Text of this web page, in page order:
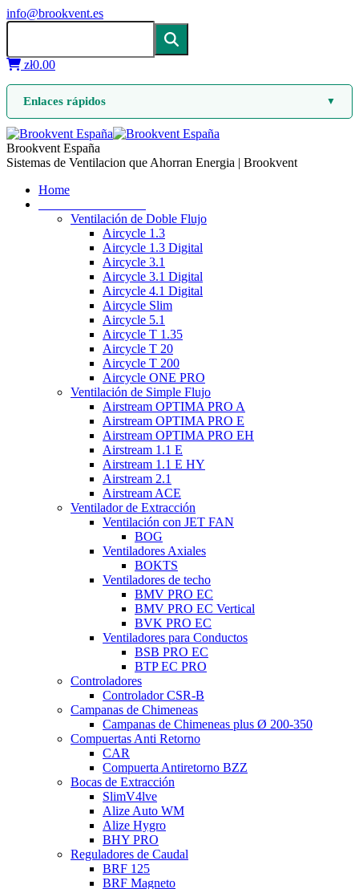
info@brookvent.es
zł0.00
Enlaces rápidos ▼
Brookvent España
Sistemas de Ventilacion que Ahorran Energia | Brookvent
Home
Ventilación de Doble Flujo
Aircycle 1.3
Aircycle 1.3 Digital
Aircycle 3.1
Aircycle 3.1 Digital
Aircycle 4.1 Digital
Aircycle Slim
Aircycle 5.1
Aircycle T 1.35
Aircycle T 20
Aircycle T 200
Aircycle ONE PRO
Ventilación de Simple Flujo
Airstream OPTIMA PRO A
Airstream OPTIMA PRO E
Airstream OPTIMA PRO EH
Airstream 1.1 E
Airstream 1.1 E HY
Airstream 2.1
Airstream ACE
Ventilador de Extracción
Ventilación con JET FAN
BOG
Ventiladores Axiales
BOKTS
Ventiladores de techo
BMV PRO EC
BMV PRO EC Vertical
BVK PRO EC
Ventiladores para Conductos
BSB PRO EC
BTP EC PRO
Controladores
Controlador CSR-B
Campanas de Chimeneas
Campanas de Chimeneas plus Ø 200-350
Compuertas Anti Retorno
CAR
Compuerta Antiretorno BZZ
Bocas de Extracción
SlimV4lve
Alize Auto WM
Alize Hygro
BHY PRO
Reguladores de Caudal
BRF 125
BRF Magneto